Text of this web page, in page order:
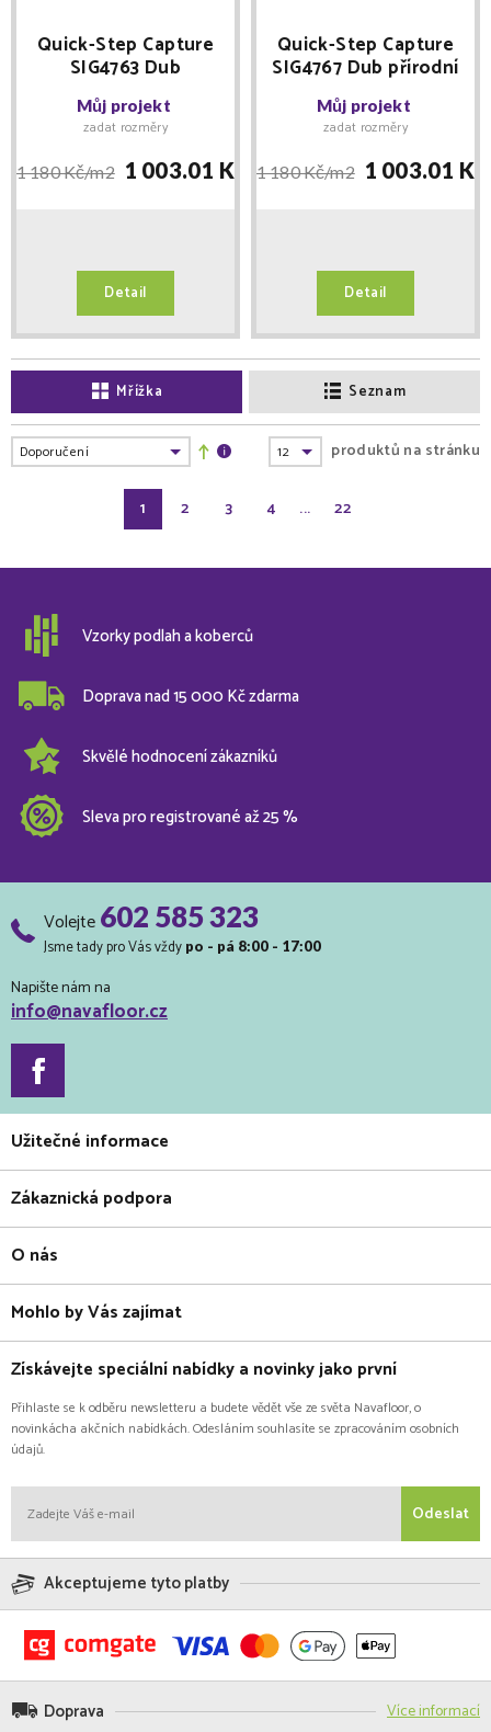
Quick-Step Capture
SIG4763 Dub
kartáčovaný přírodní
- laminátová podlaha
Můj projekt
zadat rozměry
1 180 Kč/m2 1 003.01 Kč/ m2
Detail
Quick-Step Capture
SIG4767 Dub přírodní
popraskaný -
laminátová podlaha
Můj projekt
zadat rozměry
1 180 Kč/m2 1 003.01
Detail
Mřížka Seznam
1 2 3 4 ... 22
produktů na stránku
Vzorky podlah a koberců
Doprava nad 15 000 Kč zdarma
Skvělé hodnocení zákazníků
Sleva pro registrované až 25 %
Volejte602 585 323
Jsme tady pro Vás vždy po - pá 8:00 - 17:00
Napište nám na
info@navafloor.cz
Užitečné informace
Zákaznická podpora
O nás
Mohlo by Vás zajímat
Získávejte speciální nabídky a novinky jako první
Přihlaste se k odběru newsletteru a budete vědět vše ze světa Navafloor, o
novinkácha akčních nabídkách. Odesláním souhlasíte se zpracováním osobních
údajů.
Odeslat
Akceptujeme tyto platby
Doprava Více informací